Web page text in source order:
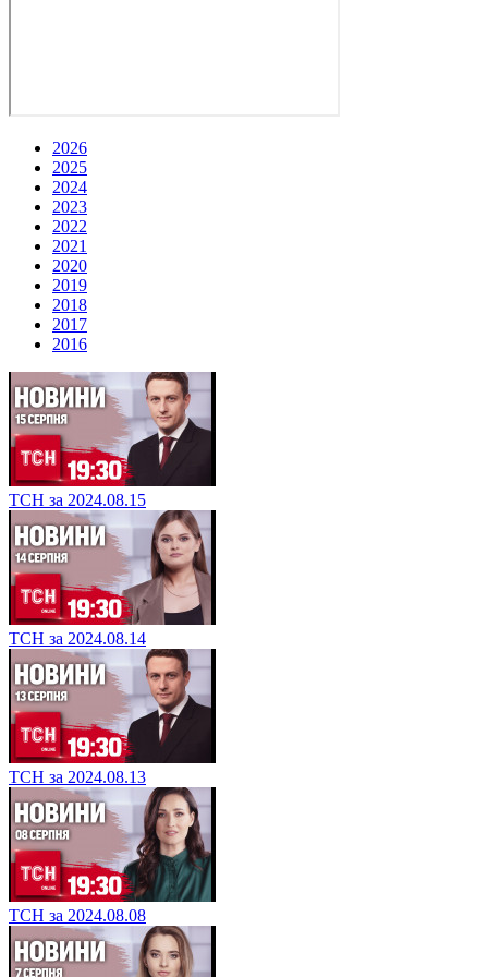
2026
2025
2024
2023
2022
2021
2020
2019
2018
2017
2016
ТСН за 2024.08.15
ТСН за 2024.08.14
ТСН за 2024.08.13
ТСН за 2024.08.08